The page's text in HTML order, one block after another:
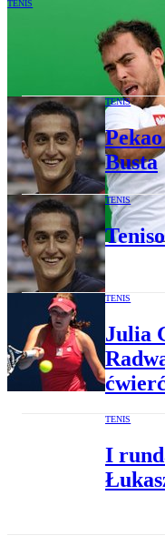
TENIS
Tenis w
Granollers
TENIS
Busta
TENIS
TENIS
Julia
TENIS
I